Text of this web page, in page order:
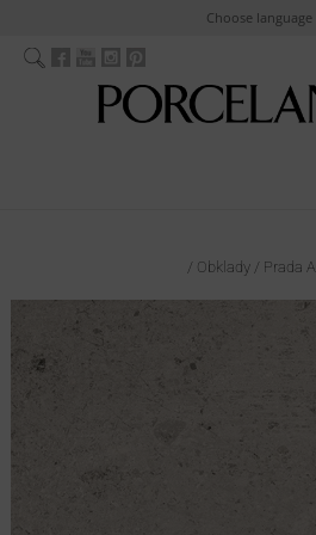
Choose language
/ Obklady / Prada